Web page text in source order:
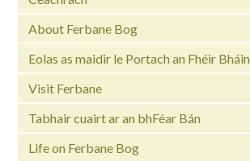
About Ferbane Bog
Eolas as maidir le Portach an Fhéir Bháin
Visit Ferbane
Tabhair cuairt ar an bhFéar Bán
Life on Ferbane Bog